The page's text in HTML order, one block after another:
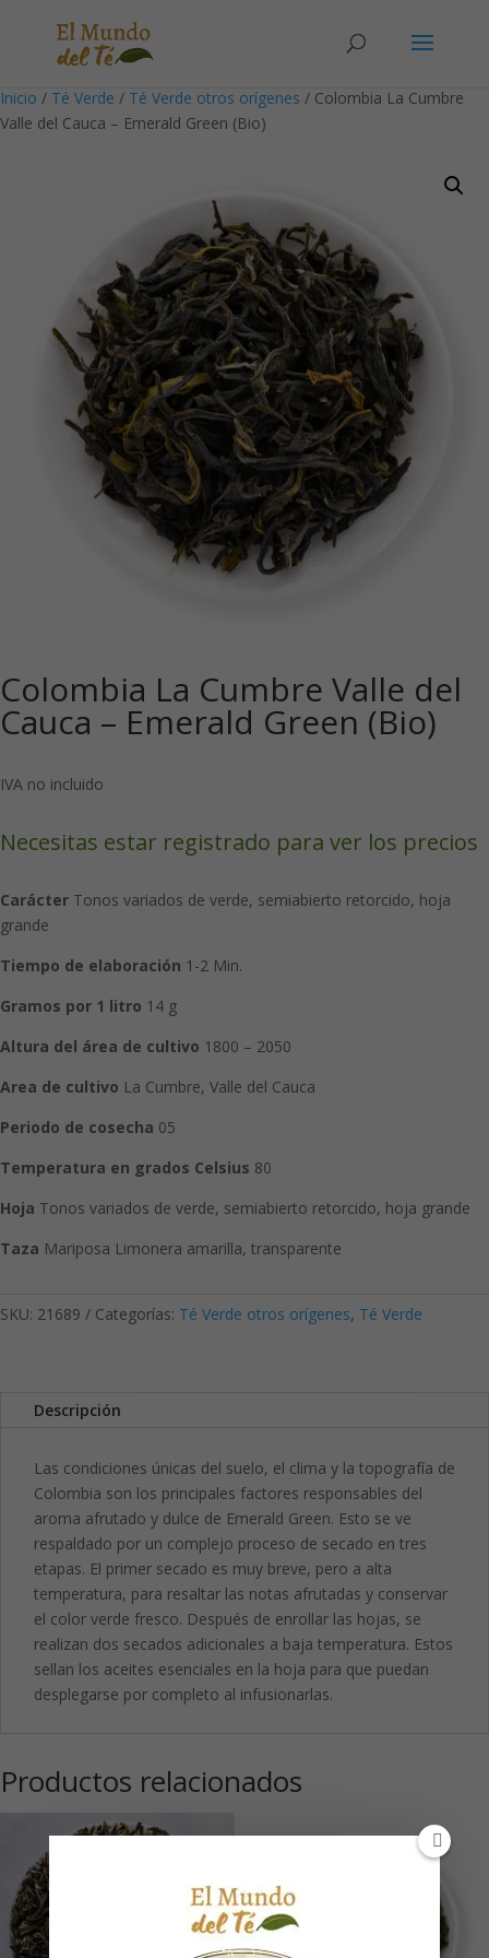
Inicio / Té Verde / Té Verde otros orígenes / Colombia La Cumbre
Valle del Cauca – Emerald Green (Bio)
Colombia La Cumbre Valle del
Cauca – Emerald Green (Bio)
IVA no incluido
Necesitas estar registrado para ver los precios
Carácter Tonos variados de verde, semiabierto retorcido, hoja
grande
Tiempo de elaboración 1-2 Min.
Gramos por 1 litro 14 g
Altura del área de cultivo 1800 – 2050
Area de cultivo La Cumbre, Valle del Cauca
Periodo de cosecha 05
Temperatura en grados Celsius 80
Hoja Tonos variados de verde, semiabierto retorcido, hoja grande
Taza Mariposa Limonera amarilla, transparente
SKU: 21689 Categorías: Té Verde otros orígenes, Té Verde
Descripción
Las condiciones únicas del suelo, el clima y la topografía de
Colombia son los principales factores responsables del
aroma afrutado y dulce de Emerald Green. Esto se ve
respaldado por un complejo proceso de secado en tres
etapas. El primer secado es muy breve, pero a alta
temperatura, para resaltar las notas afrutadas y conservar
el color verde fresco. Después de enrollar las hojas, se
realizan dos secados adicionales a baja temperatura. Estos
sellan los aceites esenciales en la hoja para que puedan
desplegarse por completo al infusionarlas.
Productos relacionados